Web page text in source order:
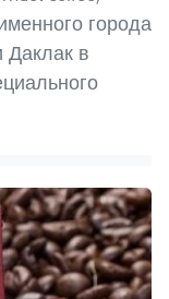
города
Даклак в